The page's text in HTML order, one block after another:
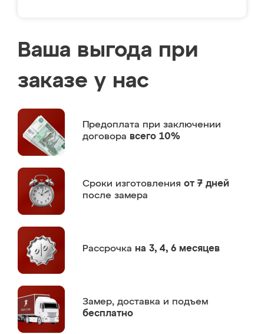
Ваша выгода при
заказе у нас
Предоплата при заключении
договора всего 10%
Сроки изготовления от 7 дней
после замера
Рассрочка на 3, 4, 6 месяцев
Замер, доставка и подъем
бесплатно